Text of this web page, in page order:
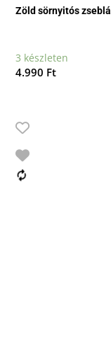
Zöld sörnyitós
3 készleten
4.990 Ft